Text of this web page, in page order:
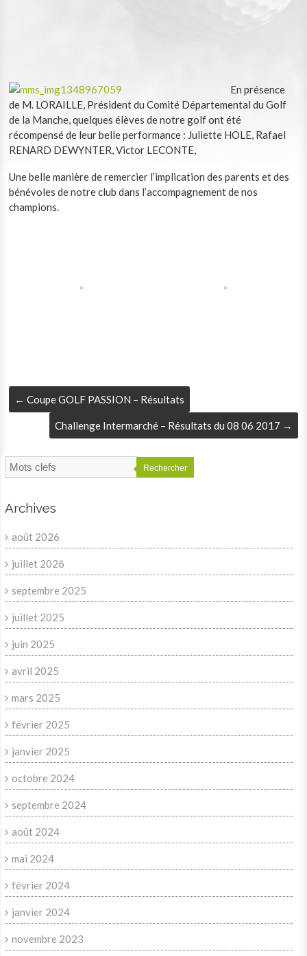
En présence
de M. LORAILLE, Président du Comité Départemental du Golf
de la Manche, quelques élèves de notre golf ont été
récompensé de leur belle performance : Juliette HOLE, Rafael
RENARD DEWYNTER, Victor LECONTE,
Une belle manière de remercier l’implication des parents et des
bénévoles de notre club dans l’accompagnement de nos
champions.
← Coupe GOLF PASSION – Résultats
Challenge Intermarché – Résultats du 08 06 2017 →
Rechercher
Archives
août 2026
juillet 2026
septembre 2025
juillet 2025
juin 2025
avril 2025
mars 2025
février 2025
janvier 2025
octobre 2024
septembre 2024
août 2024
mai 2024
février 2024
janvier 2024
novembre 2023